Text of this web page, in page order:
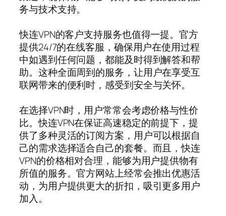
务与技术支持。
快连VPN的客户支持服务也值得一提。官方
提供24/7的在线客服，确保用户在使用过程
中如遇到任何问题，都能及时得到解答和帮
助。这种全面周到的服务，让用户在享受互
联网带来的便利时，感受到安全与关怀。
在选择VPN时，用户常常会考虑价格与性价
比。快连VPN在保证高速稳定的前提下，提
供了多种灵活的订阅方案，用户可以根据自
己的需求选择适合自己的套餐。而且，快连
VPN的价格相对合理，能够为用户提供物有
所值的服务。官方网站上经常会推出优惠活
动，为用户提供更大的折扣，吸引更多用户
加入。